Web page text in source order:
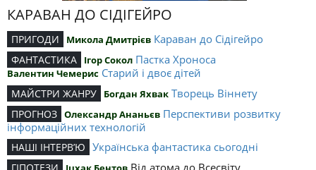
КАРАВАН ДО СІДІГЕЙРО
ПРИГОДИ Микола Дмитрієв Караван до Сідігейро
ФАНТАСТИКА Ігор Сокол Пастка Хроноса
Валентин Чемерис Старий і двоє дітей
МАЙСТРИ ЖАНРУ Богдан Яхвак Творець Віннету
ПРОГНОЗ Олександр Ананьєв Перспективи розвитку
інформаційних технологій
НАШІ ІНТЕРВ’Ю Українська фантастика сьогодні
ГІПОТЕЗИ Від атома до Всесвіту